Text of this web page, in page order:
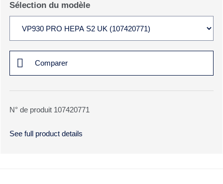
Sélection du modèle
Comparer
N° de produit 107420771
See full product details